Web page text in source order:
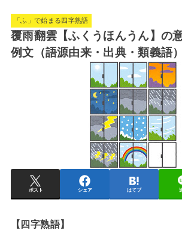
「ふ」で始まる四字熟語
覆雨翻雲【ふくうほんうん】の
例文（語源由来・出典・類義語）
ポスト シェア はてブ
【四字熟語】